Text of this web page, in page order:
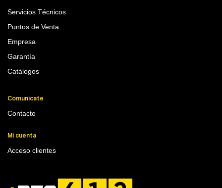
Servicios Técnicos
Puntos de Venta
Empresa
Garantía
Catálogos
Comunicate
Contacto
Mi cuenta
Acceso clientes